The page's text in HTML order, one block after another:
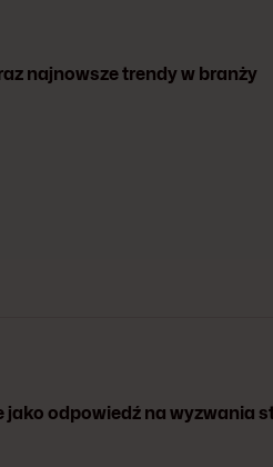
najnowsze trendy w branży
odpowiedź na wyzwania